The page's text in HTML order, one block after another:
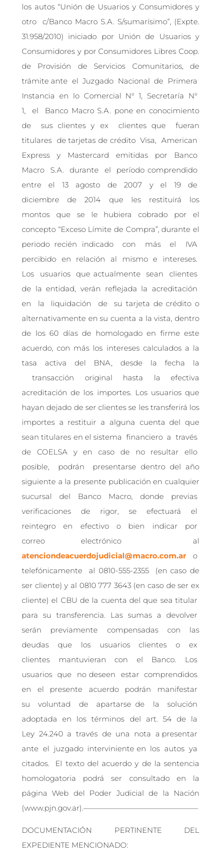
los autos “Unión de Usuarios y Consumidores y
otro c/Banco Macro S.A. S/sumarísimo”, (Expte.
31.958/2010) iniciado por Unión de Usuarios y
Consumidores y por Consumidores Libres Coop.
de Provisión de Servicios Comunitarios, de
trámite ante el Juzgado Nacional de Primera
Instancia en lo Comercial N° 1, Secretaría N°
1, el Banco Macro S.A. pone en conocimiento
de sus clientes y ex clientes que fueran
titulares de tarjetas de crédito Visa, American
Express y Mastercard emitidas por Banco
Macro S.A. durante el período comprendido
entre el 13 agosto de 2007 y el 19 de
diciembre de 2014 que les restituirá los
montos que se le hubiera cobrado por el
concepto “Exceso Límite de Compra”, durante el
periodo recién indicado con más el IVA
percibido en relación al mismo e intereses.
Los usuarios que actualmente sean clientes
de la entidad, verán reflejada la acreditación
en la liquidación de su tarjeta de crédito o
alternativamente en su cuenta a la vista, dentro
de los 60 días de homologado en firme este
acuerdo, con más los intereses calculados a la
tasa activa del BNA, desde la fecha la
transacción original hasta la efectiva
acreditación de los importes. Los usuarios que
hayan dejado de ser clientes se les transferirá los
importes a restituir a alguna cuenta del que
sean titulares en el sistema financiero a través
de COELSA y en caso de no resultar ello
posible, podrán presentarse dentro del año
siguiente a la presente publicación en cualquier
sucursal del Banco Macro, donde previas
verificaciones de rigor, se efectuará el
reintegro en efectivo o bien indicar por
correo electrónico al
atenciondeacuerdojudicial@macro.com.ar o
telefónicamente al 0810-555-2355 (en caso de
ser cliente) y al 0810 777 3643 (en caso de ser ex
cliente) el CBU de la cuenta del que sea titular
para su transferencia. Las sumas a devolver
serán previamente compensadas con las
deudas que los usuarios clientes o ex
clientes mantuvieran con el Banco. Los
usuarios que no deseen estar comprendidos
en el presente acuerdo podrán manifestar
su voluntad de apartarse de la solución
adoptada en los términos del art. 54 de la
Ley 24.240 a través de una nota a presentar
ante el juzgado interviniente en los autos ya
citados. El texto del acuerdo y de la sentencia
homologatoria podrá ser consultado en la
página Web del Poder Judicial de la Nación
(www.pjn.gov.ar).———————————————–
DOCUMENTACIÓN PERTINENTE DEL
EXPEDIENTE MENCIONADO: